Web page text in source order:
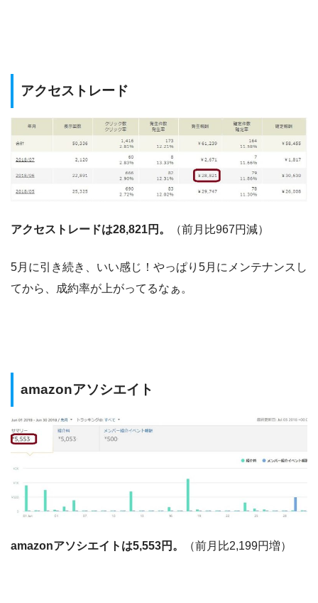
アクセストレード
アクセストレードは28,821円。 （前月比967円減）
5月に引き続き、いい感じ！やっぱり5月にメンテナンスし
てから、成約率が上がってるなぁ。
amazonアソシエイト
amazonアソシエイトは5,553円。 （前月比2,199円増）